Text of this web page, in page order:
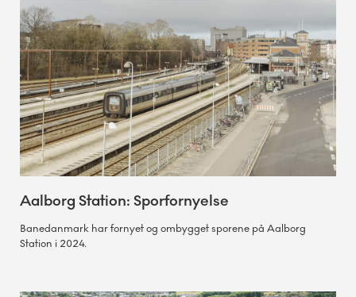
Aalborg Station: Sporfornyelse
Banedanmark har fornyet og ombygget sporene på Aalborg
Station i 2024.